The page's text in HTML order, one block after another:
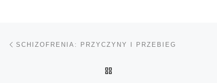
Nawigacja wpisu
SCHIZOFRENIA: PRZYCZYNY I PRZEBIEG